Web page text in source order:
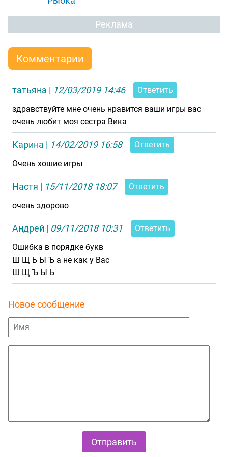
Реклама
Комментарии
татьяна | 12/03/2019 14:46
Ответить
здравствуйте мне очень нравится ваши игры вас
очень любит моя сестра Вика
Карина | 14/02/2019 16:58
Ответить
Очень хошие игры
Настя | 15/11/2018 18:07
Ответить
очень здорово
Андрей | 09/11/2018 10:31
Ответить
Ошибка в порядке букв
Ш Щ Ь Ы Ъ а не как у Вас
Ш Щ Ъ Ы Ь
Новое сообщение